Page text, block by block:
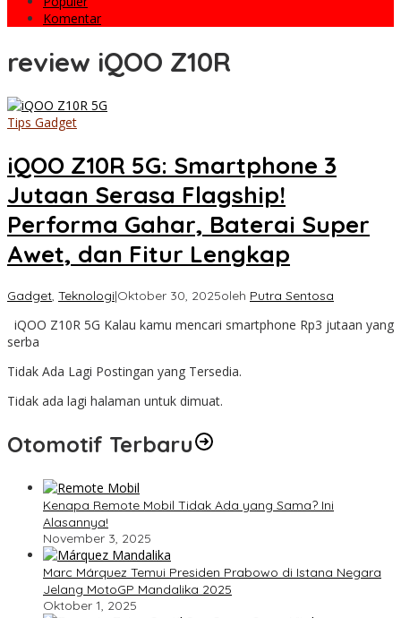
Komentar
review iQOO Z10R
Tips Gadget
iQOO Z10R 5G: Smartphone 3
Jutaan Serasa Flagship!
Performa Gahar, Baterai Super
Awet, dan Fitur Lengkap
Gadget, Teknologi|Oktober 30, 2025oleh Putra Sentosa
iQOO Z10R 5G Kalau kamu mencari smartphone Rp3 jutaan yang
serba
Tidak Ada Lagi Postingan yang Tersedia.
Tidak ada lagi halaman untuk dimuat.
Otomotif Terbaru
Kenapa Remote Mobil Tidak Ada yang Sama? Ini
Alasannya!
November 3, 2025
Marc Márquez Temui Presiden Prabowo di Istana Negara
Jelang MotoGP Mandalika 2025
Oktober 1, 2025